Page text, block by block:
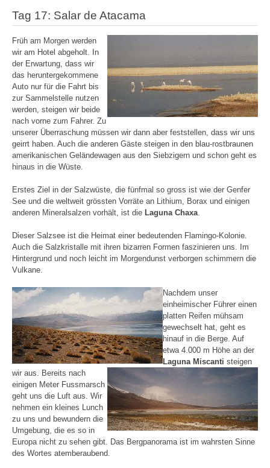
Tag 17: Salar de Atacama
Früh am Morgen werden
wir am Hotel abgeholt. In
der Erwartung, dass wir
das heruntergekommene
Auto nur für die Fahrt bis
zur Sammelstelle nutzen
werden, steigen wir beide
nach vorne zum Fahrer. Zu
unserer Überraschung müssen wir dann aber feststellen, dass wir uns
geirrt haben. Auch die anderen Gäste steigen in den blau-rostbraunen
amerikanischen Geländewagen aus den Siebzigern und schon geht es
hinaus in die Wüste.
Erstes Ziel in der Salzwüste, die fünfmal so gross ist wie der Genfer
See und die weltweit grössten Vorräte an Lithium, Borax und einigen
anderen Mineralsalzen vorhält, ist die Laguna Chaxa
Dieser Salzsee ist die Heimat einer bedeutenden Flamingo-Kolonie.
Auch die Salzkristalle mit ihren bizarren Formen faszinieren uns. Im
Hintergrund und noch leicht im Morgendunst verborgen schimmern die
Vulkane.
Nachdem unser
einheimischer Führer einen
platten Reifen mühsam
gewechselt hat, geht es
hinauf in die Berge. Auf
etwa 4.000 m Höhe an der
Laguna Miscanti steigen
wir aus.
Bereits nach
einigen Meter Fussmarsch
geht uns die Luft aus. Wir
nehmen ein kleines Lunch
zu uns und bewundern die
Umgebung, die es so in
Europa nicht zu sehen gibt. Das Bergpanorama ist im wahrsten Sinne
des Wortes atemberaubend.